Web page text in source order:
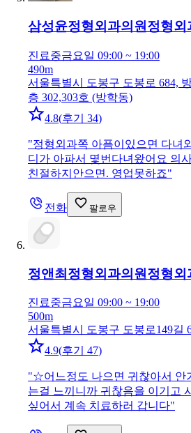
삼성윤정형외과의원 정형외
진료중금요일 09:00 ~ 19:00
490m
서울특별시 도봉구 도봉로 684,
층 302,303호 (방학동)
4.8(후기 34)
"정형외과쪽 아픔이있으면 다녀
디가 아파서 몇번다녀왔어요 의
친절하지안으면. 영업못하죠"
전화 팔로우
정앤최정형외과의원 정형외
진료중금요일 09:00 ~ 19:00
500m
서울특별시 도봉구 도봉로149길
4.9(후기 47)
"☆어느정도 나으면 귀찮아서 안
는걸 느끼니까 귀찮음을 이기고
싶어서 계속 치료하러 갑니다"